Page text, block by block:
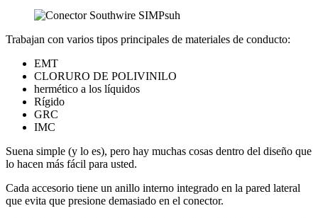
Trabajan con varios tipos principales de materiales de conducto:
EMT
CLORURO DE POLIVINILO
hermético a los líquidos
Rígido
GRC
IMC
Suena simple (y lo es), pero hay muchas cosas dentro del diseño que
lo hacen más fácil para usted.
Cada accesorio tiene un anillo interno integrado en la pared lateral
que evita que presione demasiado en el conector.